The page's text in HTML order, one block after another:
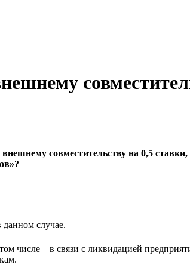
совместительству на 0,5
случае.
числе – в связи с ликвидацией